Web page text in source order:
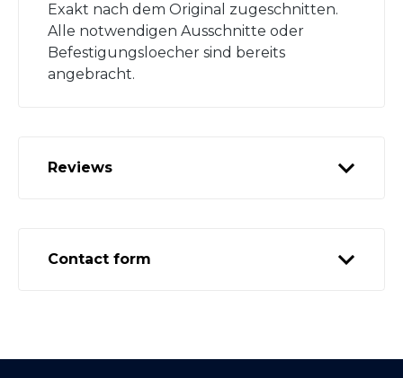
Exakt nach dem Original zugeschnitten.
Alle notwendigen Ausschnitte oder
Befestigungsloecher sind bereits
angebracht.
Reviews
Contact form